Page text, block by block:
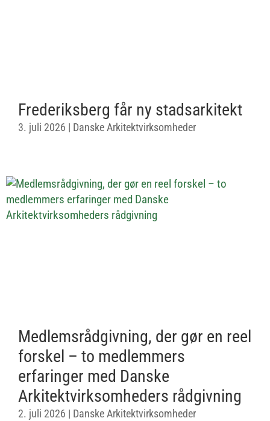
Frederiksberg får ny stadsarkitekt
3. juli 2026 | Danske Arkitektvirksomheder
Medlemsrådgivning, der gør en reel
forskel – to medlemmers
erfaringer med Danske
Arkitektvirksomheders rådgivning
2. juli 2026 | Danske Arkitektvirksomheder